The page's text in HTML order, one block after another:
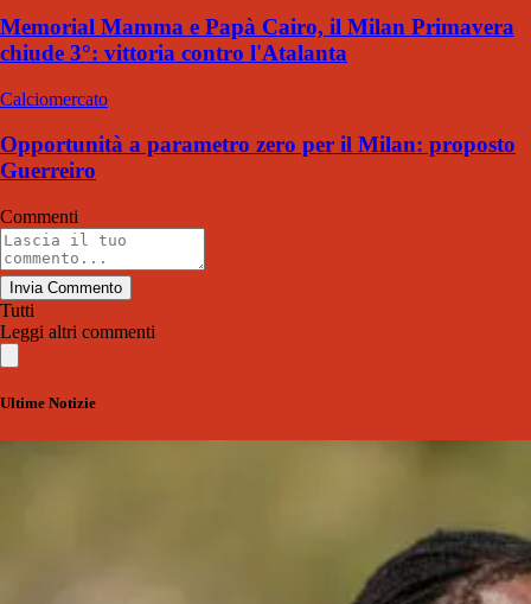
Memorial Mamma e Papà Cairo, il Milan Primavera
chiude 3°: vittoria contro l'Atalanta
Calciomercato
Opportunità a parametro zero per il Milan: proposto
Guerreiro
Commenti
Invia Commento
Tutti
Leggi altri commenti
Ultime Notizie